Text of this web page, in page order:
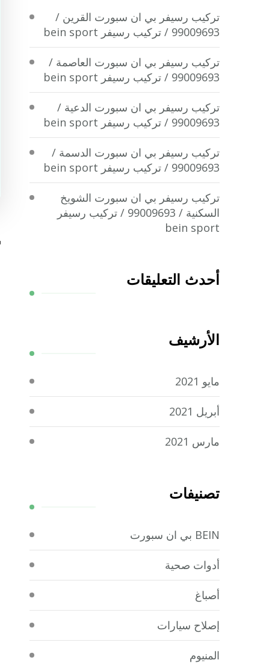
تركيب رسيفر بي ان سبورت القرين /
99009693 / تركيب رسيفر bein sport
تركيب رسيفر بي ان سبورت العاصمة /
99009693 / تركيب رسيفر bein sport
تركيب رسيفر بي ان سبورت الدعية /
99009693 / تركيب رسيفر bein sport
تركيب رسيفر بي ان سبورت الدسمة /
99009693 / تركيب رسيفر bein sport
تركيب رسيفر بي ان سبورت الشويخ
السكنية / 99009693 / تركيب رسيفر
bein sport
أحدث التعليقات
الأرشيف
مايو 2021
أبريل 2021
مارس 2021
تصنيفات
BEIN بي ان سبورت
أدوات صحية
أصباغ
إصلاح سيارات
المنيوم